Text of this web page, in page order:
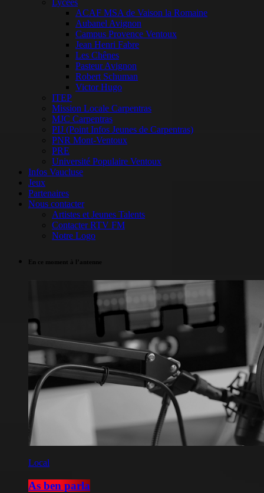
Lycées
ACAF MSA de Vaison la Romaine
Aubanel Avignon
Campus Provence Ventoux
Jean Henri Fabre
Les Chênes
Pasteur Avignon
Robert Schuman
Victor Hugo
ITEP
Mission Locale Carpentras
MJC Carpentras
PIJ (Point Infos Jeunes de Carpentras)
PNR Mont-Ventoux
PRE
Université Populaire Ventoux
Infos Vaucluse
Jeux
Partenaires
Nous contacter
Artistes et Jeunes Talents
Contacter RTV FM
Notre Logo
En ce moment à l’antenne
Local
As ben parla